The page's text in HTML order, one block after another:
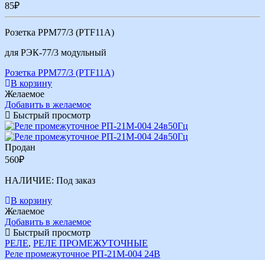
85₽
Розетка РРМ77/3 (PTF11A)
для РЭК-77/3 модульный
Розетка РРМ77/3 (PTF11A)
В корзину
Желаемое
Добавить в желаемое
Быстрый просмотр
Продан
560₽
НАЛИЧИЕ: Под заказ
В корзину
Желаемое
Добавить в желаемое
Быстрый просмотр
РЕЛЕ, РЕЛЕ ПРОМЕЖУТОЧНЫЕ
Реле промежуточное РП-21М-004 24В